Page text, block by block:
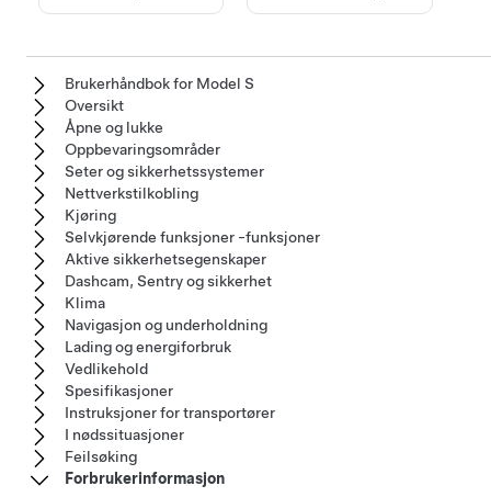
Brukerhåndbok for Model S
Oversikt
Åpne og lukke
Oppbevaringsområder
Seter og sikkerhetssystemer
Nettverkstilkobling
Kjøring
Selvkjørende funksjoner -funksjoner
Aktive sikkerhetsegenskaper
Dashcam, Sentry og sikkerhet
Klima
Navigasjon og underholdning
Lading og energiforbruk
Vedlikehold
Spesifikasjoner
Instruksjoner for transportører
I nødssituasjoner
Feilsøking
Forbrukerinformasjon